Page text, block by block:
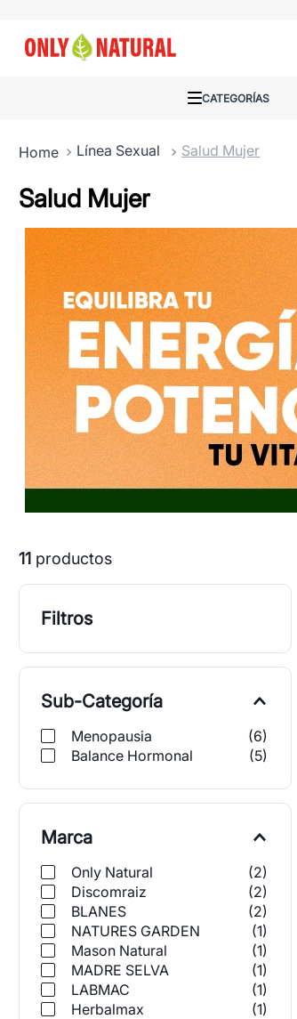
Línea Sexual Salud Mujer
Salud Mujer
11 productos
Filtros
Sub-Categoría
Menopausia (6)
Balance Hormonal
(5)
Marca
Only Natural (2)
Discomraiz
(2)
BLANES
(2)
NATURES GARDEN
(1)
Mason Natural
(1)
MADRE SELVA
(1)
LABMAC
(1)
Herbalmax
(1)